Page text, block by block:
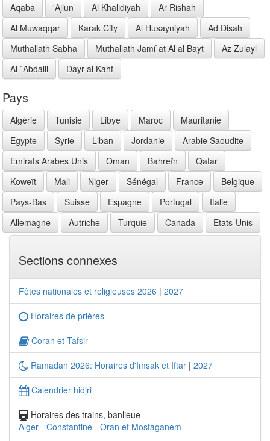
Aqaba
'Ajlun Al Khalidiyah
Ar Rishah
Al Muwaqqar
Karak City Al Husayniyah
Ad Disah
Muthallath Sabha
Muthallath Jami`at Al al Bayt
Az Zulayl
Al `Abdalli
Dayr al Kahf
Pays
Algérie Tunisie Libye Maroc
Mauritanie
Egypte
Syrie Liban Jordanie
Arabie Saoudite
Emirats Arabes Unis
Oman Bahreïn
Qatar
Koweït
Mali Niger Sénégal France
Belgique
Pays-Bas
Suisse Espagne Portugal
Italie
Allemagne
Autriche Turquie Canada Etats-Unis
Sections connexes
Fêtes nationales et religieuses 2026 | 2027
Horaires de prières
Coran et Tafsir
Ramadan 2026: Horaires d'Imsak et Iftar | 2027
Calendrier hidjri
Horaires des trains, banlieue
Alger - Constantine - Oran et Mostaganem